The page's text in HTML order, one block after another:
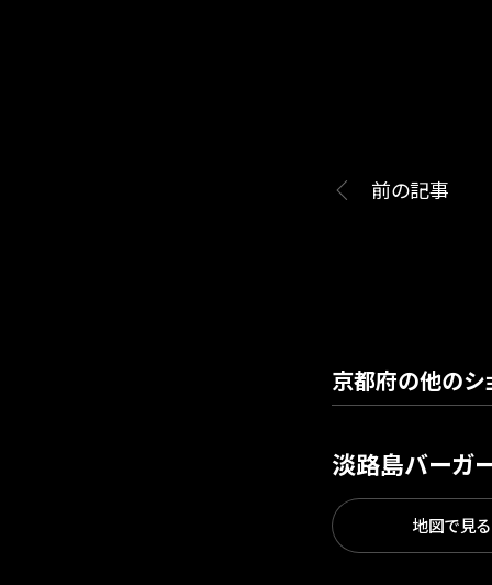
前の記事
京都府の他のシ
淡路島バーガ
地図で見る